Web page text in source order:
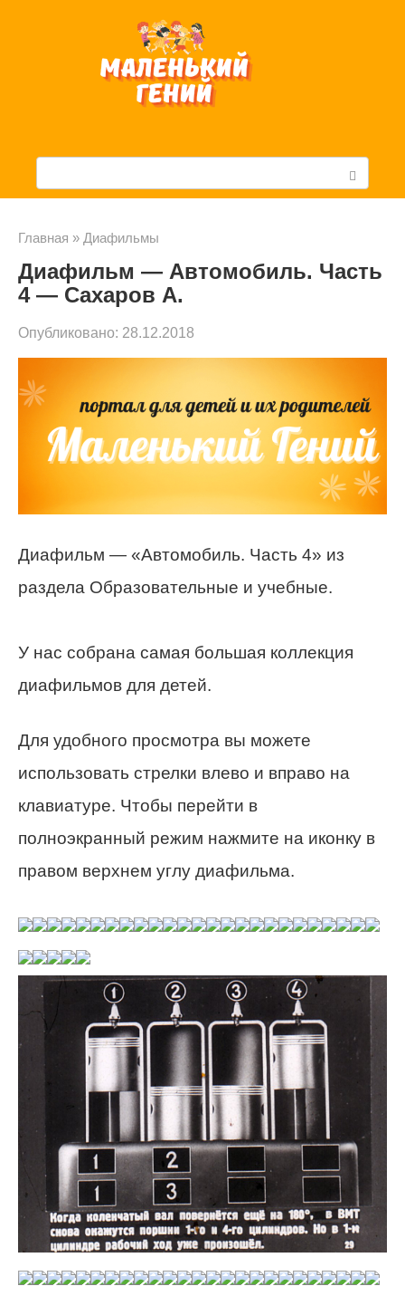
с
Главная » Диафильмы
Диафильм — Автомобиль. Часть
4 — Сахаров А.
Опубликовано: 28.12.2018
Диафильм — «Автомобиль. Часть 4» из
раздела Образовательные и учебные.
У нас собрана самая большая коллекция
диафильмов для детей.
Для удобного просмотра вы можете
использовать стрелки влево и вправо на
клавиатуре. Чтобы перейти в
полноэкранный режим нажмите на иконку в
правом верхнем углу диафильма.